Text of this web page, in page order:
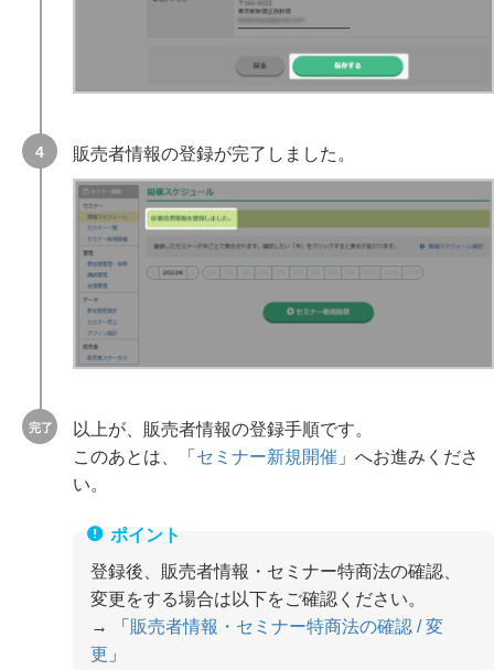
販売者情報の登録が完了しました。
以上が、販売者情報の登録手順です。
このあとは、「 セミナー新規開催 」へお進みくださ
い。
登録後、販売者情報・セミナー特商法の確認、
変更をする場合は以下をご確認ください。
→ 「 販売者情報・セミナー特商法の確認 / 変
更 」